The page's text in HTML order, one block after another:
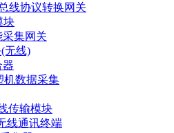
线协议转换网关
块
集网关
无线)
器
机数据采集
传输模块
线通讯终端